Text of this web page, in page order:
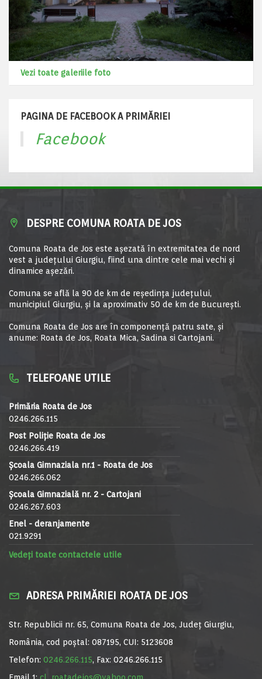
Vezi toate galeriile foto
PAGINA DE FACEBOOK A PRIMĂRIEI
Facebook
DESPRE COMUNA ROATA DE JOS
Comuna Roata de Jos este aşezată în extremitatea de nord
vest a judeţului Giurgiu, fiind una dintre cele mai vechi şi
dinamice aşezări.
Comuna se află la 90 de km de reşedinţa judeţului,
municipiul Giurgiu, şi la aproximativ 50 de km de Bucureşti.
Comuna Roata de Jos are în componență patru sate, și
anume: Roata de Jos, Roata Mica, Sadina si Cartojani.
TELEFOANE UTILE
Primăria Roata de Jos
0246.266.115
Post Poliție Roata de Jos
0246.266.419
Școala Gimnaziala nr.1 - Roata de Jos
0246.266.062
Școala Gimnazială nr. 2 - Cartojani
0246.267.603
Enel - deranjamente
021.9291
Vedeți toate contactele utile
ADRESA PRIMĂRIEI ROATA DE JOS
Str. Republicii nr. 65, Comuna Roata de Jos, Județ Giurgiu,
România, cod poștal: 087195, CUI: 5123608
Telefon: 0246.266.115, Fax: 0246.266.115
Email 1: cl_roatadejos@yahoo.com